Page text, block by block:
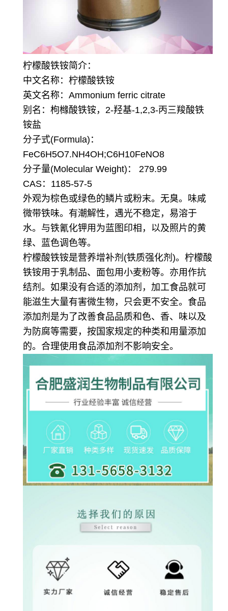
柠檬酸铁铵简介：
中文名称：柠檬酸铁铵
英文名称：Ammonium ferric citrate
别名：枸橼酸铁铵，2-羟基-1,2,3-丙三羧酸铁
铵盐
分子式(Formula)：
FeC6H5O7.NH4OH;C6H10FeNO8
分子量(Molecular Weight)： 279.99
CAS：1185-57-5
外观为棕色或绿色的鳞片或粉末。无臭。味咸
微带铁味。有潮解性，遇光不稳定，易溶于
水。与铁氰化钾用为蓝图印相，以及照片的黄
绿、蓝色调色等。
柠檬酸铁铵是营养增补剂(铁质强化剂)。柠檬酸
铁铵用于乳制品、面包用小麦粉等。亦用作抗
结剂。如果没有合适的添加剂，加工食品就可
能滋生大量有害微生物，只会更不安全。食品
添加剂是为了改善食品品质和色、香、味以及
为防腐等需要，按国家规定的种类和用量添加
的。合理使用食品添加剂不影响安全。